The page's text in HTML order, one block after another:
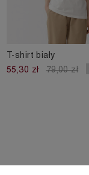
T-shirt biały
55,30 zł
79,00 zł